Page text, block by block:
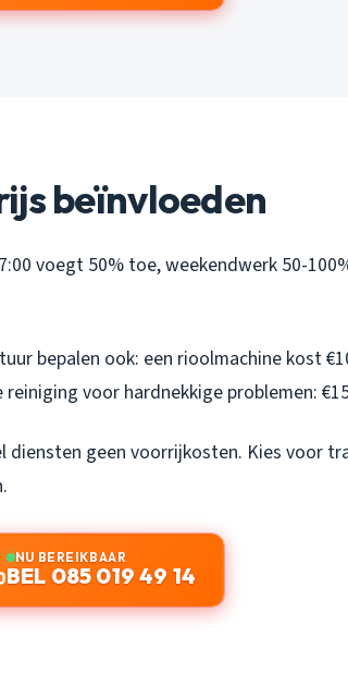
beïnvloeden
voegt 50% toe, weekendwerk 50-
bepalen ook: een rioolmachine kost
voor hardnekkige problemen:
diensten geen voorrijkosten. Kies voor
NU BEREIKBAAR
BEL 085 019 49 14